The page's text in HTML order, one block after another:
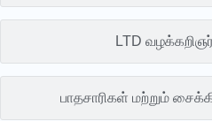
LTD
பாதசாரிகள் மற்றும்